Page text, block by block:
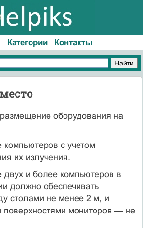
Категории Контакты
оборудования на
с учетом
их излучения.
двух и более компьютеров в
должно обеспечивать
столами не менее 2 м, и
мониторов — не